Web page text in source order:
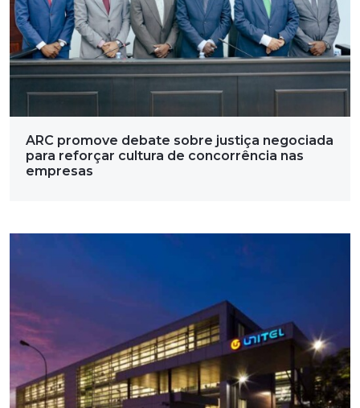
ARC promove debate sobre justiça negociada
para reforçar cultura de concorrência nas
empresas